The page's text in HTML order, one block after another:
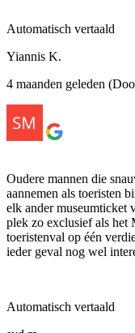
Automatisch vertaald
Yiannis K.
4 maanden geleden
Oudere mannen die
aannemen als toeristen
elk ander museumticket
plek zo exclusief als het
toeristenval op één
ieder geval nog wel
Automatisch vertaald